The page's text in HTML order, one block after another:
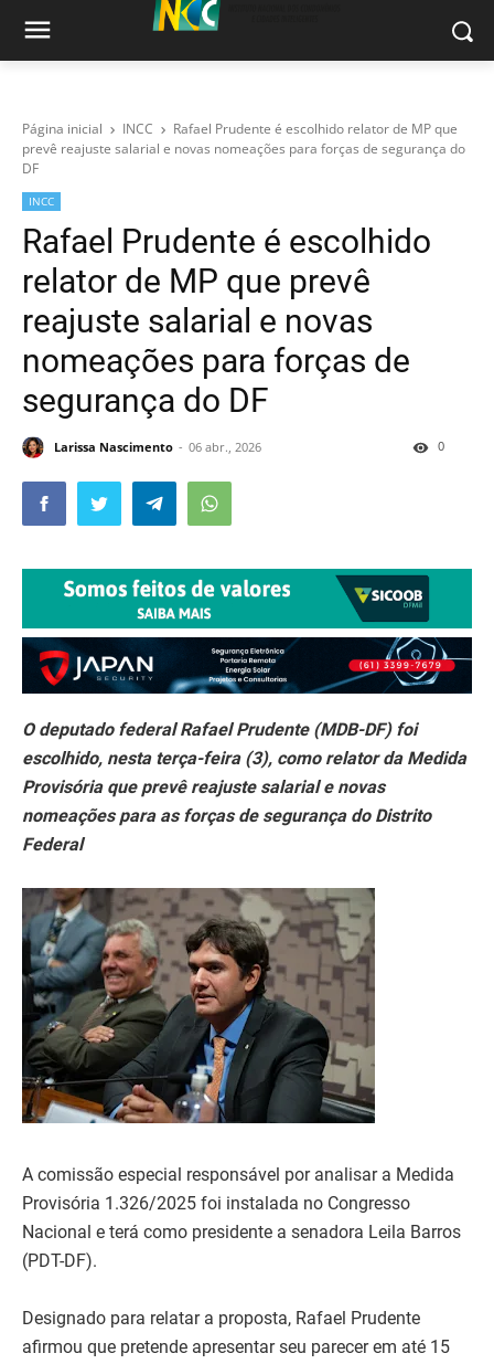
Página inicial INCC
Rafael Prudente é escolhido relator de MP que
prevê reajuste salarial e novas nomeações para forças de segurança do
DF
INCC
Rafael Prudente é escolhido
relator de MP que prevê
reajuste salarial e novas
nomeações para forças de
segurança do DF
Larissa Nascimento 06 abr., 2026 0
O deputado federal Rafael Prudente (MDB-DF) foi
escolhido, nesta terça-feira (3), como relator da Medida
Provisória que prevê reajuste salarial e novas
nomeações para as forças de segurança do Distrito
Federal
A comissão especial responsável por analisar a Medida
Provisória 1.326/2025 foi instalada no Congresso
Nacional e terá como presidente a senadora Leila Barros
(PDT-DF).
Designado para relatar a proposta, Rafael Prudente
afirmou que pretende apresentar seu parecer em até 15